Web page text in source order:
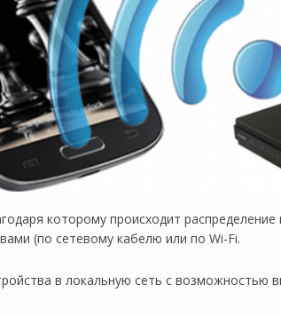
которому происходит
(по сетевому кабелю или по Wi-Fi.
в локальную сеть с возможностью